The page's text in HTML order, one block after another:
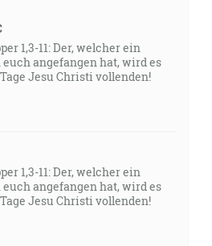
1,3-11: Der, welcher ein
angefangen hat, wird es
Jesu Christi vollenden!
1,3-11: Der, welcher ein
angefangen hat, wird es
Jesu Christi vollenden!